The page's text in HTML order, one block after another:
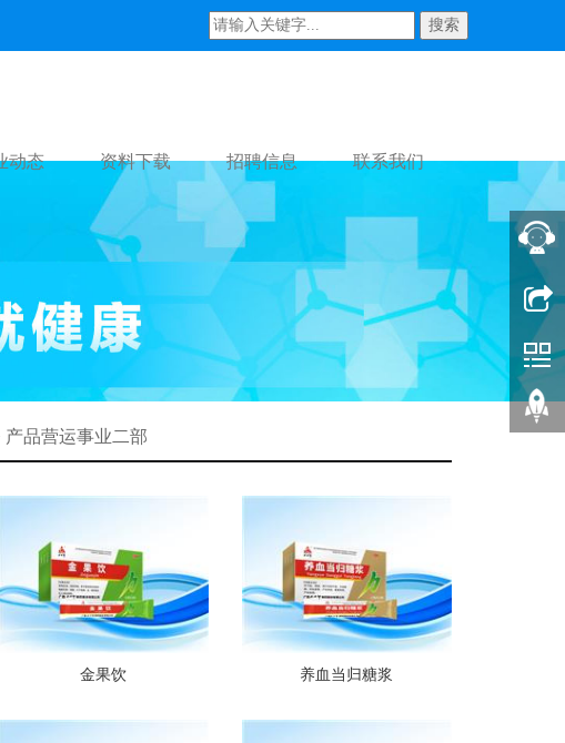
搜索
动态 资料下载 招聘信息 联系我们
产品营运事业二部
金果饮 养血当归糖浆